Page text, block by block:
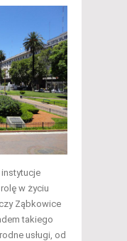
w życiu
Ząbkowice
takiego
usługi, od